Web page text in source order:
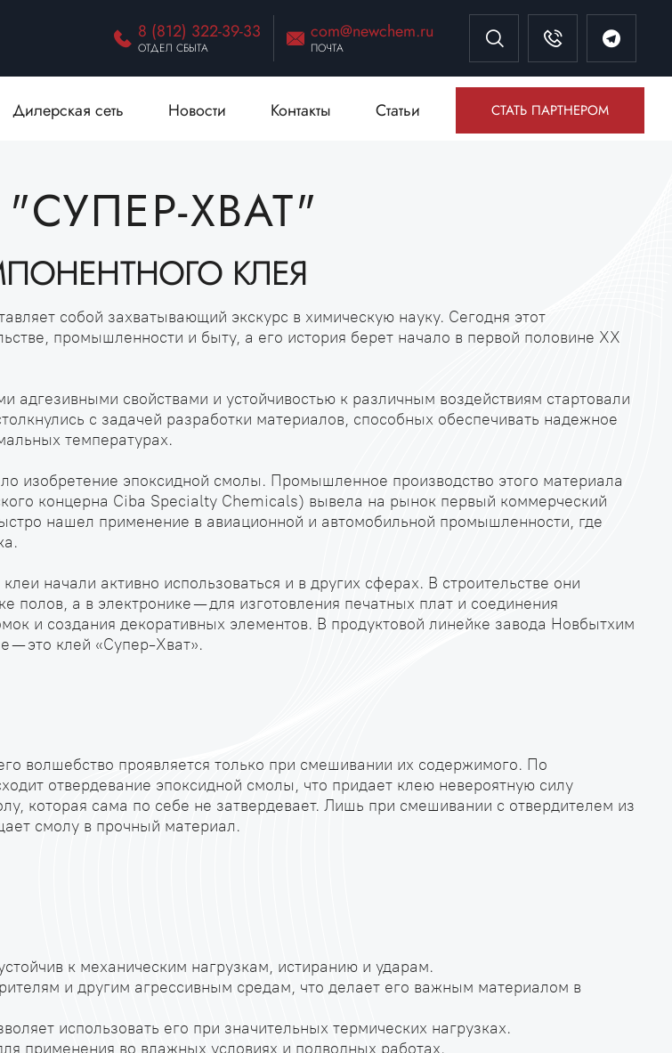
8 (812) 322-39-33
ОТДЕЛ СБЫТА
com@newchem.ru
ПОЧТА
Дилерская сеть Новости Контакты Статьи СТАТЬ ПАРТНЕРОМ
ХВАТ"
КЛЕЯ
собой захватывающий экскурс в химическую науку. Сегодня этот
промышленности и быту, а его история берет начало в первой половине XX
свойствами и устойчивостью к различным воздействиям стартовали
с задачей разработки материалов, способных обеспечивать надежное
температурах.
изобретение эпоксидной смолы. Промышленное производство этого материала
концерна Ciba Specialty Chemicals) вывела на рынок первый коммерческий
нашел применение в авиационной и автомобильной промышленности, где
начали активно использоваться и в других сферах. В строительстве они
а в электронике — для изготовления печатных плат и соединения
и создания декоративных элементов. В продуктовой линейке завода Новбытхим
— это клей «Супер-Хват».
волшебство проявляется только при смешивании их содержимого. По
отвердевание эпоксидной смолы, что придает клею невероятную силу
которая сама по себе не затвердевает. Лишь при смешивании с отвердителем из
смолу в прочный материал.
к механическим нагрузкам, истиранию и ударам.
и другим агрессивным средам, что делает его важным материалом в
использовать его при значительных термических нагрузках.
применения во влажных условиях и подводных работах.